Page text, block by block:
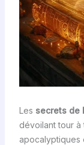
Les secrets de
dévoilant tour à
apocalyptiques